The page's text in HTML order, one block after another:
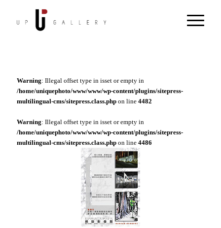
Warning: Illegal offset type in isset or empty in
/home/uniquephoto/www/www/wp-content/plugins/sitepress-
multilingual-cms/sitepress.class.phpon line 4482
Warning: Illegal offset type in isset or empty in
/home/uniquephoto/www/www/wp-content/plugins/sitepress-
multilingual-cms/sitepress.class.phpon line 4486